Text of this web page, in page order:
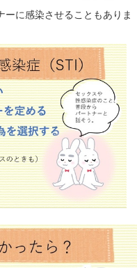
に感染させることもありま